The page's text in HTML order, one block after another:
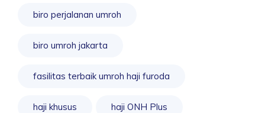
biro perjalanan umroh
biro umroh jakarta
fasilitas terbaik umroh haji furoda
haji khusus haji ONH Plus